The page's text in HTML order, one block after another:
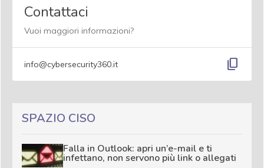
Contattaci
Vuoi maggiori informazioni?
info@cybersecurity360.it content_copy
SPAZIO CISO
Falla in Outlook: apri un’e-mail e ti
infettano, non servono più link o allegati